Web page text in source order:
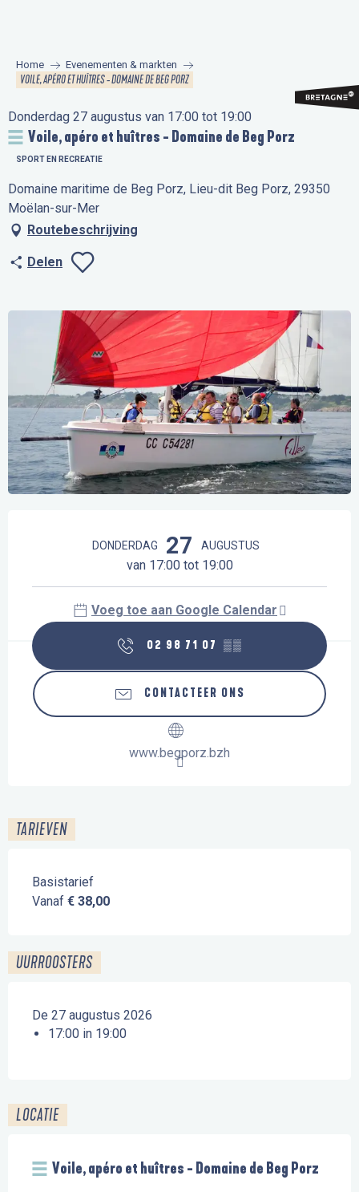
principal
Home Evenementen & markten
VOILE, APÉRO ET HUÎTRES - DOMAINE DE BEG PORZ
Donderdag 27 augustus van 17:00 tot 19:00
Voile, apéro et huîtres - Domaine de Beg Porz
SPORT EN RECREATIE
Domaine maritime de Beg Porz, Lieu-dit Beg Porz, 29350
Moëlan-sur-Mer
Routebeschrijving
Delen
DONDERDAG 27 AUGUSTUS
van 17:00 tot 19:00
Voeg toe aan Google Calendar
02 98 71 07 ▒▒
CONTACTEER ONS
www.begporz.bzh
TARIEVEN
Basistarief
Vanaf € 38,00
UURROOSTERS
De 27 augustus 2026
17:00 in 19:00
LOCATIE
Voile, apéro et huîtres - Domaine de Beg Porz